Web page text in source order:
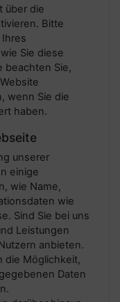
über die
Bitte
Sie diese
beachten Sie,
wenn Sie die
haben.
unserer
einige
wie Name,
wie
Sind Sie bei uns
Leistungen
anbieten.
die Möglichkeit,
Daten